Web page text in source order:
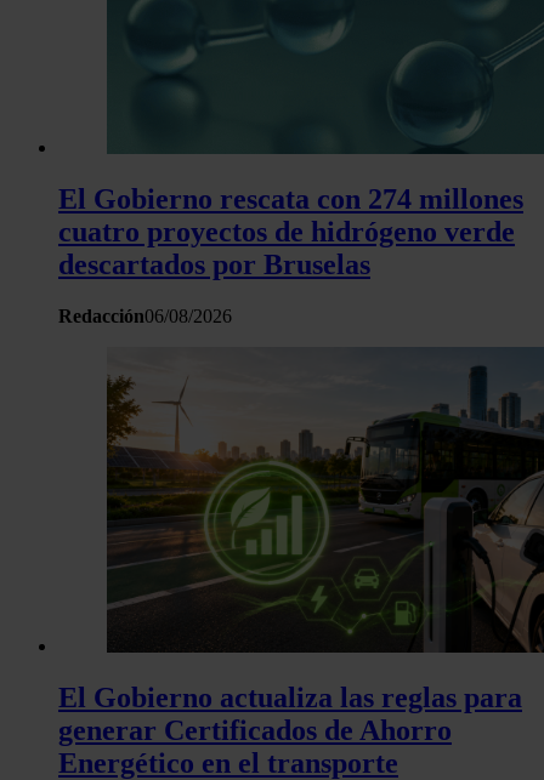
El Gobierno rescata con 274 millones
cuatro proyectos de hidrógeno verde
descartados por Bruselas
Redacción06/08/2026
El Gobierno actualiza las reglas para
generar Certificados de Ahorro
Energético en el transporte